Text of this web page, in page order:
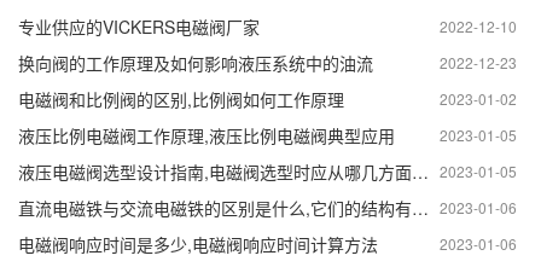
2022-12-10
专业供应的VICKERS电磁阀厂家
2022-12-23
换向阀的工作原理及如何影响液压系统中的油流
2023-01-02
电磁阀和比例阀的区别,比例阀如何工作原理
2023-01-05
液压比例电磁阀工作原理,液压比例电磁阀典型应用
2023-01-05
液压电磁阀选型设计指南,电磁阀选型时应从哪几方面选择
2023-01-06
直流电磁铁与交流电磁铁的区别是什么,它们的结构有何不同
2023-01-06
电磁阀响应时间是多少,电磁阀响应时间计算方法